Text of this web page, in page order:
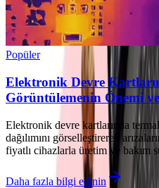
Popüler
Elektronik Devre
Görüntülemenin Önemi
Elektronik devre kartlarında
dağılımını görselleştirerek
fiyatlı cihazlarla üretim ve bakım
Daha fazla bilgi edinin